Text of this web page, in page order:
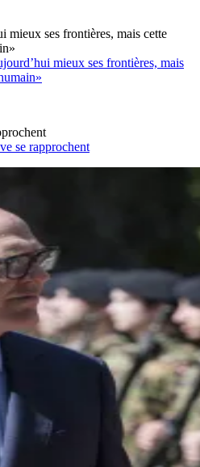
mieux ses frontières, mais cette
mieux ses frontières, mais
se rapprochent